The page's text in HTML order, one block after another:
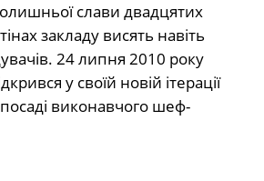
слави двадцятих
закладу висять навіть
24 липня 2010 року
у своїй новій ітерації
виконавчого шеф-